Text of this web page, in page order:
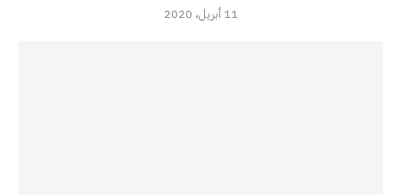
11 أبريل، 2020